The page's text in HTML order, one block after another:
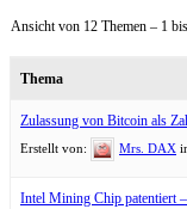
Ansicht von 12 Themen – 1
Thema
Zulassung von Bitcoin als
Erstellt von: Mrs. DAX
Intel Mining Chip patentiert